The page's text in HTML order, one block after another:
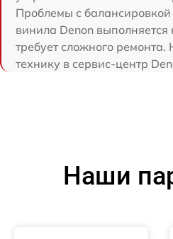
Проблемы с
винила Denon выполняется
требует сложного
технику в сервис-центр
Наши